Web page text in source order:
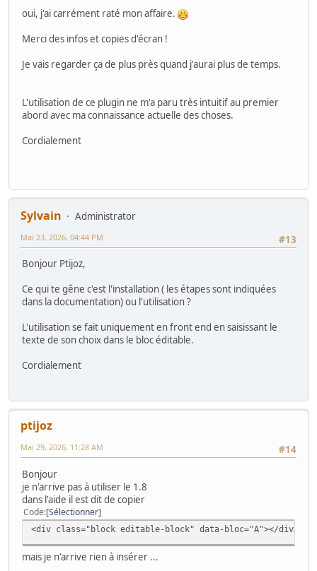
oui, j'ai carrément raté mon affaire.
Merci des infos et copies d'écran !
Je vais regarder ça de plus près quand j'aurai plus de temps.
L'utilisation de ce plugin ne m'a paru très intuitif au premier
abord avec ma connaissance actuelle des choses.
Cordialement
Sylvain
Administrator
#13
Mai 23, 2026, 04:44 PM
Bonjour Ptijoz,
Ce qui te gêne c'est l'installation ( les étapes sont indiquées
dans la documentation) ou l'utilisation ?
L'utilisation se fait uniquement en front end en saisissant le
texte de son choix dans le bloc éditable.
Cordialement
ptijoz
#14
Mai 29, 2026, 11:28 AM
Bonjour
je n'arrive pas à utiliser le 1.8
dans l'aide il est dit de copier
Code Sélectionner
<div class="block editable-block" data-bloc="A"></div>
mais je n'arrive rien à insérer ...